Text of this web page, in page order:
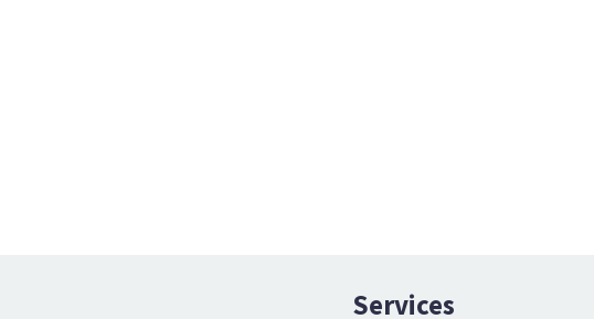
Services